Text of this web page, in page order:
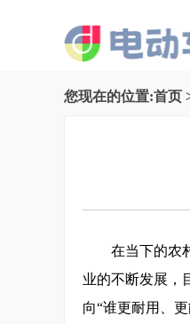
您现在的位置:首页
在当下的农
业的不断发展，
向“谁更耐用、更